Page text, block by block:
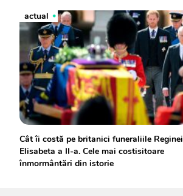
actual
Cât îi costă pe britanici funeraliile Reginei
Elisabeta a II-a. Cele mai costisitoare
înmormântări din istorie